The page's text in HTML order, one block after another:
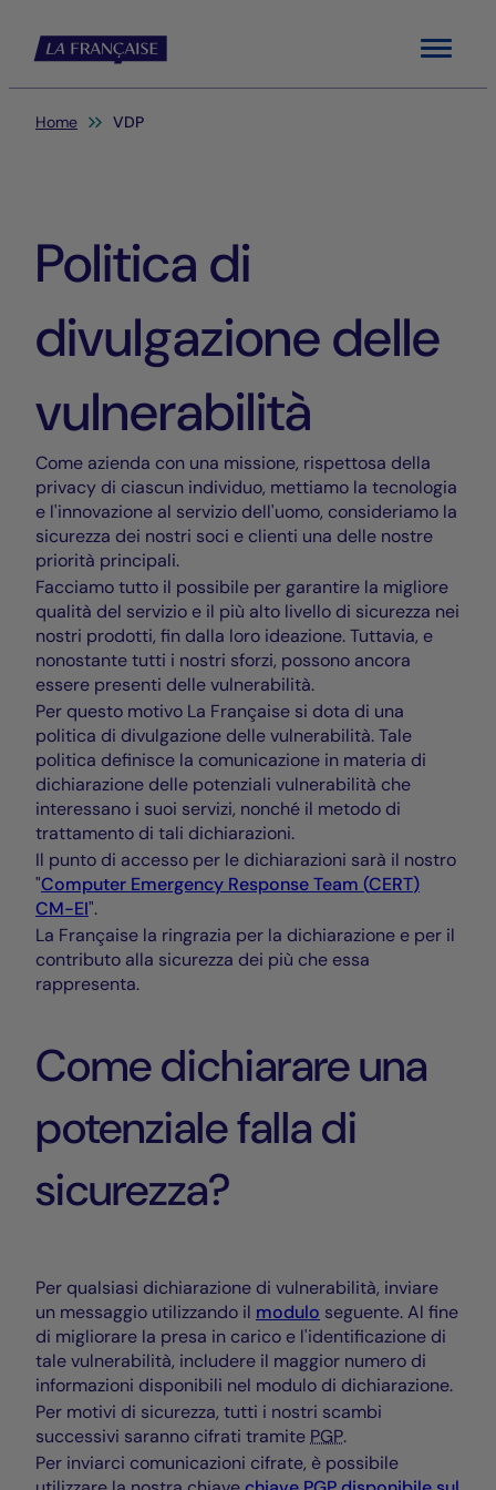
Menu
Sei qui:
Home VDP
Politica di
divulgazione delle
vulnerabilità
Come azienda con una missione, rispettosa della
privacy di ciascun individuo, mettiamo la tecnologia
e l'innovazione al servizio dell'uomo, consideriamo la
sicurezza dei nostri soci e clienti una delle nostre
priorità principali.
Facciamo tutto il possibile per garantire la migliore
qualità del servizio e il più alto livello di sicurezza nei
nostri prodotti, fin dalla loro ideazione. Tuttavia, e
nonostante tutti i nostri sforzi, possono ancora
essere presenti delle vulnerabilità.
Per questo motivo La Française si dota di una
politica di divulgazione delle vulnerabilità. Tale
politica definisce la comunicazione in materia di
dichiarazione delle potenziali vulnerabilità che
interessano i suoi servizi, nonché il metodo di
trattamento di tali dichiarazioni.
Il punto di accesso per le dichiarazioni sarà il nostro
"Computer Emergency Response Team (CERT)
CM-EI".
La Française la ringrazia per la dichiarazione e per il
contributo alla sicurezza dei più che essa
rappresenta.
Come dichiarare una
potenziale falla di
sicurezza?
Per qualsiasi dichiarazione di vulnerabilità, inviare
un messaggio utilizzando il modulo seguente. Al fine
di migliorare la presa in carico e l'identificazione di
tale vulnerabilità, includere il maggior numero di
informazioni disponibili nel modulo di dichiarazione.
Per motivi di sicurezza, tutti i nostri scambi
successivi saranno cifrati tramite PGP.
Per inviarci comunicazioni cifrate, è possibile